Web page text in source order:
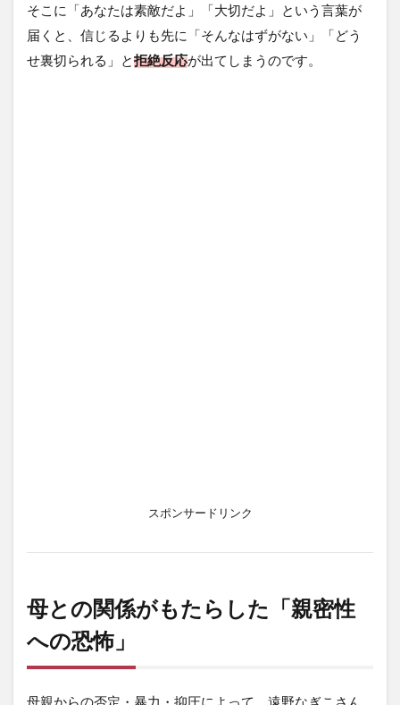
そこに「あなたは素敵だよ」「大切だよ」という言葉が
届くと、信じるよりも先に「そんなはずがない」「どう
せ裏切られる」と拒絶反応が出てしまうのです。
スポンサードリンク
母との関係がもたらした「親密性
への恐怖」
母親からの否定・暴力・抑圧によって、遠野なぎこさん